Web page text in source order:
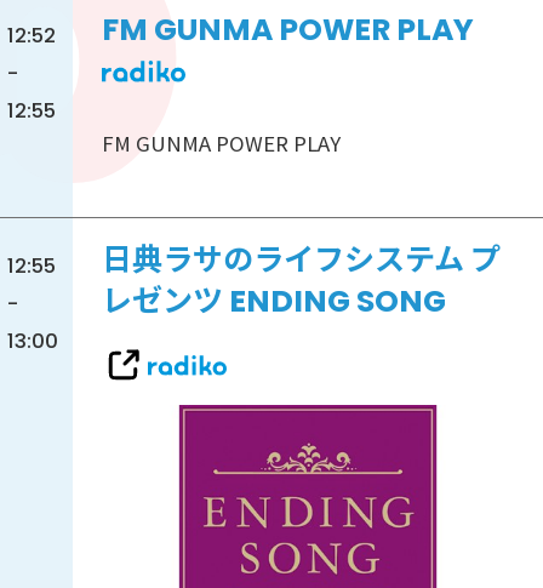
12:52
-
12:55
FM GUNMA POWER PLAY
FM GUNMA POWER PLAY
12:55
-
13:00
日典ラサのライフシステム プ
レゼンツ ENDING SONG